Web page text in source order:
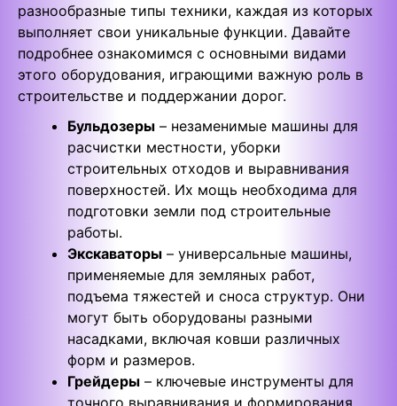
разнообразные типы техники, каждая из которых
выполняет свои уникальные функции. Давайте
подробнее ознакомимся с основными видами
этого оборудования, играющими важную роль в
строительстве и поддержании дорог.
Бульдозеры – незаменимые машины для
расчистки местности, уборки
строительных отходов и выравнивания
поверхностей. Их мощь необходима для
подготовки земли под строительные
работы.
Экскаваторы – универсальные машины,
применяемые для земляных работ,
подъема тяжестей и сноса структур. Они
могут быть оборудованы разными
насадками, включая ковши различных
форм и размеров.
Грейдеры – ключевые инструменты для
точного выравнивания и формирования